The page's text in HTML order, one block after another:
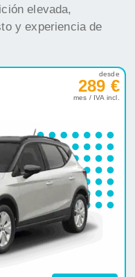
elevada,
y experiencia de
desde
289 €
mes / IVA incl.